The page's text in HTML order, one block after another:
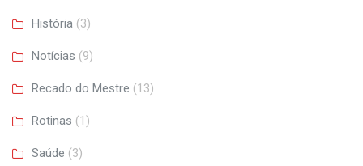
História (3)
Notícias (9)
Recado do Mestre (13)
Rotinas (1)
Saúde (3)